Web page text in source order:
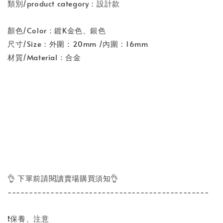
類別/product category：設計款
顏色/Color：鍍K金色、銀色
尺寸/Size：外圍：20mm /內圍：16mm
材質/Material：合金
👌 下單前請閱讀賣場購買須知👌
-----------------------------------------------
❗保養、注意